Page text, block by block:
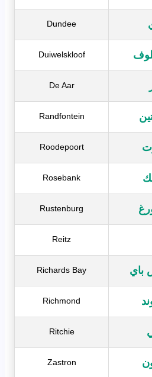
Dundee
Duiwelskloof
De Aar
Randfontein
Roodepoort
Rosebank
Rustenburg
Reitz
باي Richards Bay
Richmond
Ritchie
Zastron